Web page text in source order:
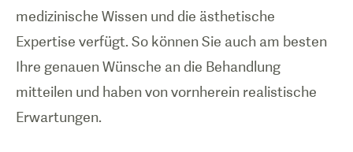
medizinische Wissen und die ästhetische
Expertise verfügt. So können Sie auch am besten
Ihre genauen Wünsche an die Behandlung
mitteilen und haben von vornherein realistische
Erwartungen.